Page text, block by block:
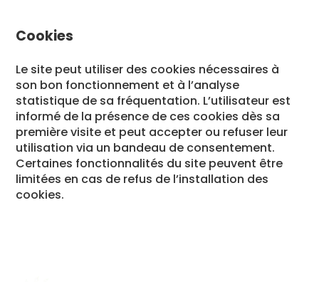
Cookies
Le site peut utiliser des cookies nécessaires à
son bon fonctionnement et à l’analyse
statistique de sa fréquentation. L’utilisateur est
informé de la présence de ces cookies dès sa
première visite et peut accepter ou refuser leur
utilisation via un bandeau de consentement.
Certaines fonctionnalités du site peuvent être
limitées en cas de refus de l’installation des
cookies.